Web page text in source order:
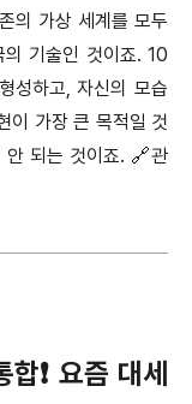
의 가상 세계를 모두
의 기술인 것이죠. 10
성하고, 자신의 모습
이 가장 큰 목적일 것
안 되는 것이죠. 🔗관
❗️ 요즘 대세